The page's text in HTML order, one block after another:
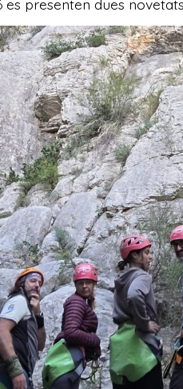
es presenten dues